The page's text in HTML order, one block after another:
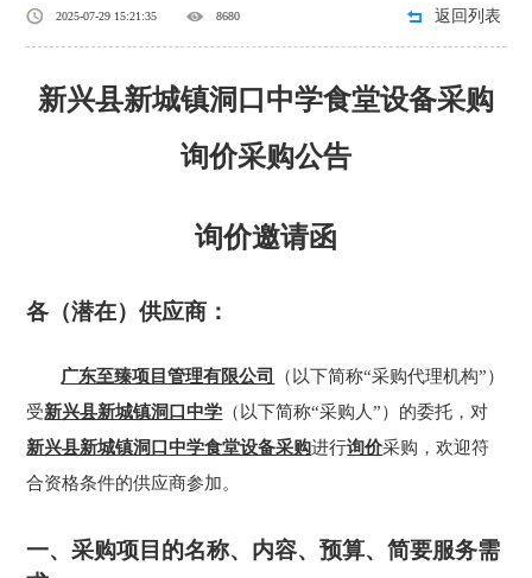
2025-07-29 15:21:35 8680 返回列表
新兴县新城镇洞口中学食堂设备采购
询价采购公告
询价邀请函
各（潜在）供应商：
广东至臻项目管理有限公司 （以下简称“采购代理机构”）
受新兴县新城镇洞口中学 （以下简称“采购人”）的委托，对
新兴县新城镇洞口中学食堂设备采购进行询价采购，欢迎符
合资格条件的供应商参加。
一、采购项目的名称、内容、预算、简要服务需